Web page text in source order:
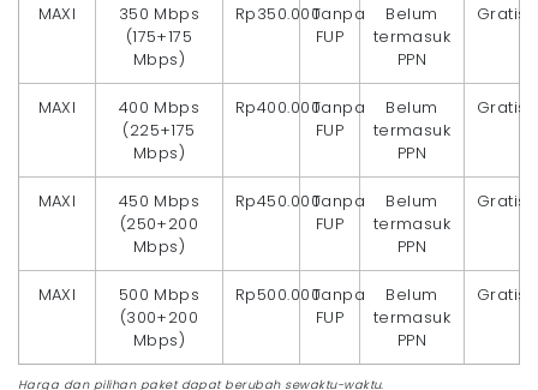
MAXI
350 Mbps
(175+175
Mbps)
Rp350.000Tanpa
FUP
Belum
termasuk
PPN
Gratis
MAXI
400 Mbps
(225+175
Mbps)
Rp400.000Tanpa
FUP
Belum
termasuk
PPN
Gratis
MAXI
450 Mbps
(250+200
Mbps)
Rp450.000Tanpa
FUP
Belum
termasuk
PPN
Gratis
MAXI
500 Mbps
(300+200
Mbps)
Rp500.000Tanpa
FUP
Belum
termasuk
PPN
Gratis
Harga dan pilihan paket dapat berubah sewaktu-waktu.